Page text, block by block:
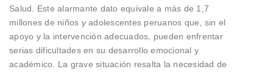
Salud. Este alarmante dato equivale a más de 1,7
millones de niños y adolescentes peruanos que, sin el
apoyo y la intervención adecuados, pueden enfrentar
serias dificultades en su desarrollo emocional y
académico. La grave situación resalta la necesidad de